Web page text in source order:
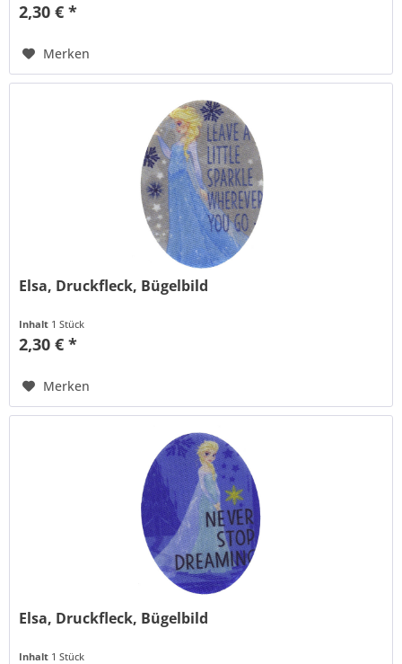
2,30 € *
Merken
Elsa, Druckfleck, Bügelbild
Inhalt 1 Stück
2,30 € *
Merken
Elsa, Druckfleck, Bügelbild
Inhalt 1 Stück